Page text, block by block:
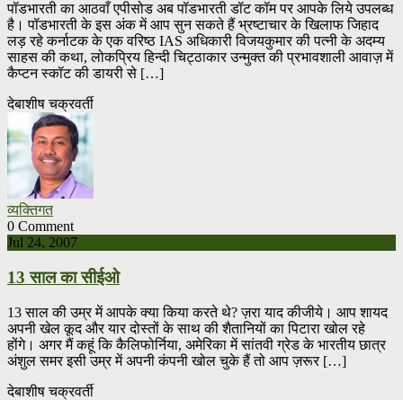
पॉडभारती का आठवाँ एपीसोड अब पॉडभारती डॉट कॉम पर आपके लिये उपलब्ध
है। पॉडभारती के इस अंक में आप सुन सकते हैं भ्रष्टाचार के खिलाफ जिहाद
लड़ रहे कर्नाटक के एक वरिष्ठ IAS अधिकारी विजयकुमार की पत्नी के अदम्य
साहस की कथा, लोकप्रिय हिन्दी चिट्ठाकार उन्मुक्त की प्रभावशाली आवाज़ में
कैप्टन स्कॉट की डायरी से […]
देबाशीष चक्रवर्ती
व्यक्तिगत
0 Comment
Jul 24, 2007
13 साल का सीईओ
13 साल की उम्र में आपके क्या किया करते थे? ज़रा याद कीजीये। आप शायद
अपनी खेल कूद और यार दोस्तों के साथ की शैतानियों का पिटारा खोल रहे
होंगे। अगर मैं कहूं कि कैलिफोर्निया, अमेरिका में सांतवी ग्रेड के भारतीय छात्र
अंशुल समर इसी उम्र में अपनी कंपनी खोल चुके हैं तो आप ज़रूर […]
देबाशीष चक्रवर्ती